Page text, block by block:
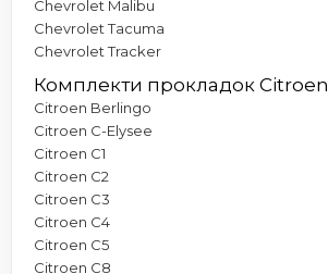
Chevrolet Malibu
Chevrolet Tacuma
Chevrolet Tracker
Комплекти прокладок Citroen
Citroen Berlingo
Citroen C-Elysee
Citroen C1
Citroen C2
Citroen C3
Citroen C4
Citroen C5
Citroen C8